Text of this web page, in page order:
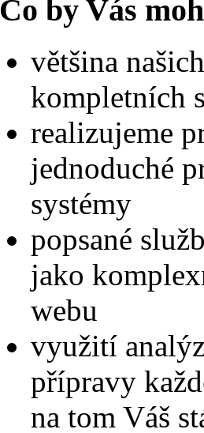
Co by Vás
většina
kompletních
realizujeme
jednoduché
systémy
popsané
jako
webu
využití
přípravy
na tom Váš